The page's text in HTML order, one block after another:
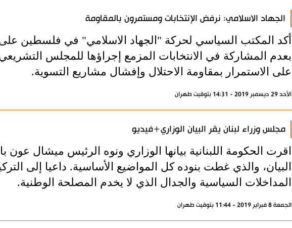
الجهاد الاسلامي: نرفض الإنتخابات ومستمرون بالمقاومة
أكد المكتب السياسي لحركة "الجهاد الاسلامي" في فلسطين
بعدم المشاركة في الانتخابات المزمع إجراؤها للمجلس
على الاستمرار بمقاومة الاحتلال وإفشال مشاريع التسوية.
الأحد 29 ديسمبر 2019 - 14:31 بتوقيت طهران
مجلس وزراء لبنان يقر البيان الوزاري+فيديو
اقرت الحكومة اللبنانية بيانها الوزاري ونوه الرئيس ميشال عون
البيان، والذي غطت بنوده كل المواضيع الأساسية. داعيا إلى
المداخلات السياسية والجدال الذي لا يخدم المصلحة الوطنية.
الجمعة 8 فبراير 2019 - 11:44 بتوقيت طهران